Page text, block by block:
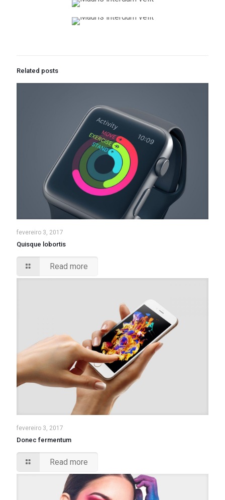
Related posts
fevereiro 3, 2017
Quisque lobortis
Read more
fevereiro 3, 2017
Donec fermentum
Read more